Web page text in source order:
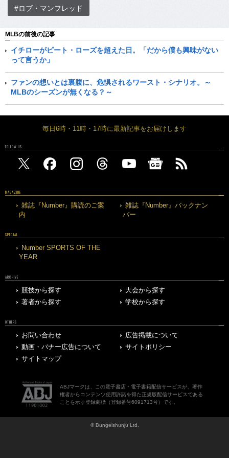
#ロブ・マンフレッド
MLBの前後の記事
イチローがピート・ローズを超えた日。「だから僕も興味がない
って言うか」
ファンの想いとは裏腹に、危惧されるワースト・シナリオ。～
MLBのシーズンが無くなる？～
毎日6時・11時・17時に最新記事をお届けします
FOLLOW US
MAGAZINE
雑誌『Number』購読のご案
内
雑誌『Number』バックナン
バー
SPECIAL
Number SPORTS OF THE
YEAR
ARCHIVE
競技から探す
大会から探す
著者から探す
学校から探す
OTHERS
お問い合わせ
広告掲載について
動画・バナー広告について
サイトポリシー
サイトマップ
ABJマークは、この電子書店・電子書籍配信サービスが、著作
権者からコンテンツ使用許諾を得た正規版配信サービスである
ことを示す登録商標（登録番号6091713号）です。
© Bungeishunju Ltd.